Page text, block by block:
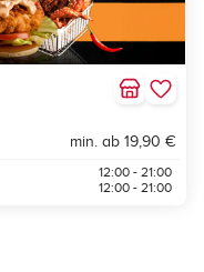
min. ab 19,90 €
12:00 - 21:00
12:00 - 21:00